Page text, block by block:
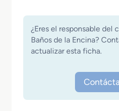
¿Eres el responsable del
Baños de la Encina?
actualizar esta ficha.